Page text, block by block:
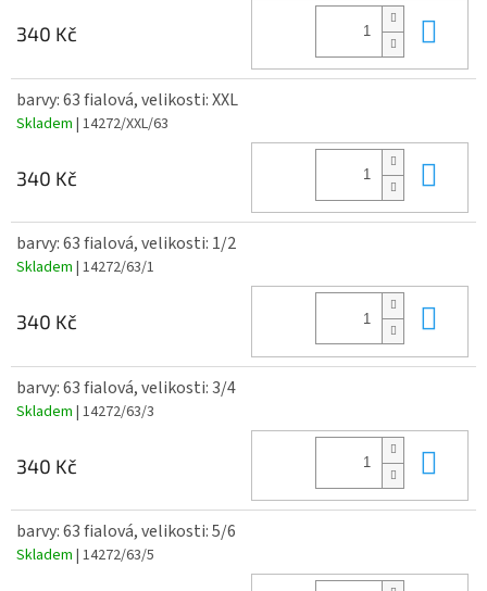
340 Kč
barvy: 63 fialová, velikosti: XXL
Skladem | 14272/XXL/63
340 Kč
barvy: 63 fialová, velikosti: 1/2
Skladem | 14272/63/1
340 Kč
barvy: 63 fialová, velikosti: 3/4
Skladem | 14272/63/3
340 Kč
barvy: 63 fialová, velikosti: 5/6
Skladem | 14272/63/5